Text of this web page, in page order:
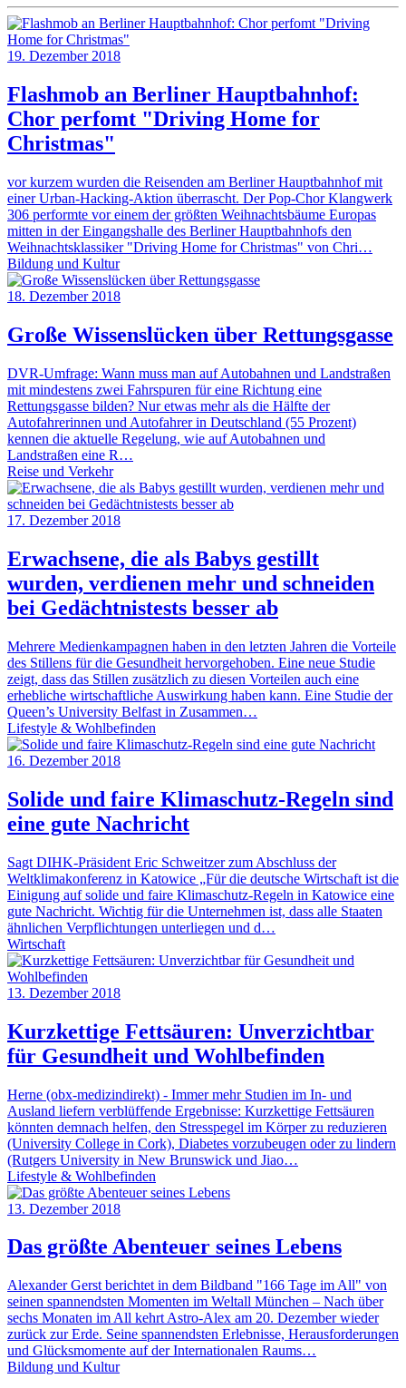
19. Dezember 2018
Flashmob an Berliner Hauptbahnhof:
Chor perfomt "Driving Home for
Christmas"
vor kurzem wurden die Reisenden am Berliner Hauptbahnhof mit
einer Urban-Hacking-Aktion überrascht. Der Pop-Chor Klangwerk
306 performte vor einem der größten Weihnachtsbäume Europas
mitten in der Eingangshalle des Berliner Hauptbahnhofs den
Weihnachtsklassiker "Driving Home for Christmas" von Chri…
Bildung und Kultur
18. Dezember 2018
Große Wissenslücken über Rettungsgasse
DVR-Umfrage: Wann muss man auf Autobahnen und Landstraßen
mit mindestens zwei Fahrspuren für eine Richtung eine
Rettungsgasse bilden? Nur etwas mehr als die Hälfte der
Autofahrerinnen und Autofahrer in Deutschland (55 Prozent)
kennen die aktuelle Regelung, wie auf Autobahnen und
Landstraßen eine R…
Reise und Verkehr
17. Dezember 2018
Erwachsene, die als Babys gestillt
wurden, verdienen mehr und schneiden
bei Gedächtnistests besser ab
Mehrere Medienkampagnen haben in den letzten Jahren die Vorteile
des Stillens für die Gesundheit hervorgehoben. Eine neue Studie
zeigt, dass das Stillen zusätzlich zu diesen Vorteilen auch eine
erhebliche wirtschaftliche Auswirkung haben kann. Eine Studie der
Queen’s University Belfast in Zusammen…
Lifestyle & Wohlbefinden
16. Dezember 2018
Solide und faire Klimaschutz-Regeln sind
eine gute Nachricht
Sagt DIHK-Präsident Eric Schweitzer zum Abschluss der
Weltklimakonferenz in Katowice „Für die deutsche Wirtschaft ist die
Einigung auf solide und faire Klimaschutz-Regeln in Katowice eine
gute Nachricht. Wichtig für die Unternehmen ist, dass alle Staaten
ähnlichen Verpflichtungen unterliegen und d…
Wirtschaft
13. Dezember 2018
Kurzkettige Fettsäuren: Unverzichtbar
für Gesundheit und Wohlbefinden
Herne (obx-medizindirekt) - Immer mehr Studien im In- und
Ausland liefern verblüffende Ergebnisse: Kurzkettige Fettsäuren
könnten demnach helfen, den Stresspegel im Körper zu reduzieren
(University College in Cork), Diabetes vorzubeugen oder zu lindern
(Rutgers University in New Brunswick und Jiao…
Lifestyle & Wohlbefinden
13. Dezember 2018
Das größte Abenteuer seines Lebens
Alexander Gerst berichtet in dem Bildband "166 Tage im All" von
seinen spannendsten Momenten im Weltall München – Nach über
sechs Monaten im All kehrt Astro-Alex am 20. Dezember wieder
zurück zur Erde. Seine spannendsten Erlebnisse, Herausforderungen
und Glücksmomente auf der Internationalen Raums…
Bildung und Kultur